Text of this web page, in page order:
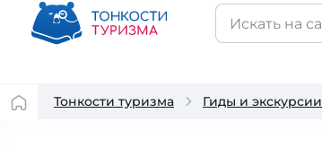
Тонкости туризма Гиды и экскурсии